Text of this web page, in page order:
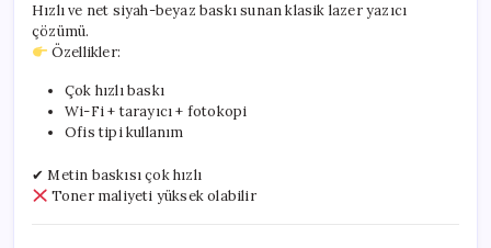
Hızlı ve net siyah-beyaz baskı sunan klasik lazer yazıcı
çözümü.
Özellikler:
Çok hızlı baskı
Wi-Fi + tarayıcı + fotokopi
Ofis tipi kullanım
✔ Metin baskısı çok hızlı
Toner maliyeti yüksek olabilir